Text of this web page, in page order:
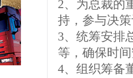
2、为总裁的
持，参与决
3、统筹安排
等，确保时
4、组织筹备